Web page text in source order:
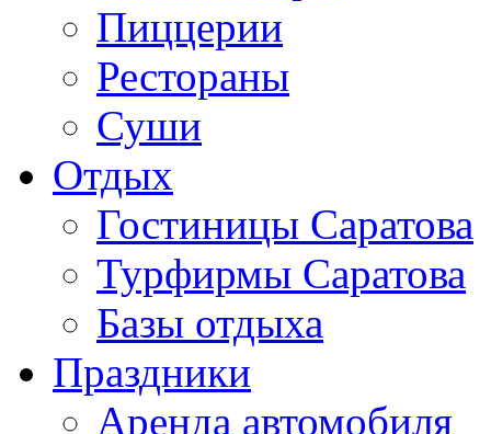
Пиццерии
Рестораны
Суши
Отдых
Гостиницы Саратова
Турфирмы Саратова
Базы отдыха
Праздники
Аренда автомобиля